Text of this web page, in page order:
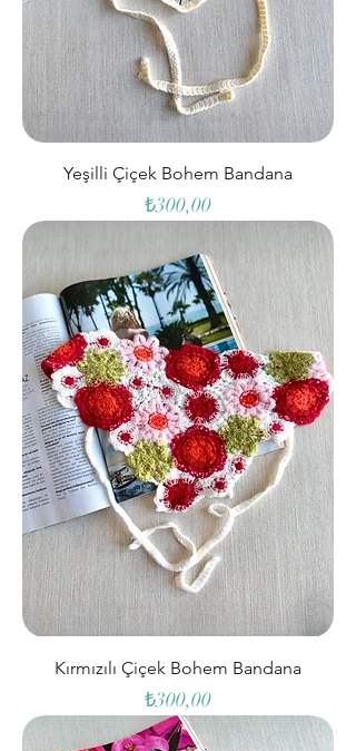
Yeşilli Çiçek Bohem Bandana
Fiyat
₺300,00
Kırmızılı Çiçek Bohem Bandana
Fiyat
₺300,00